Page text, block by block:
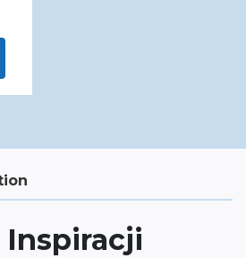
Inspiracji